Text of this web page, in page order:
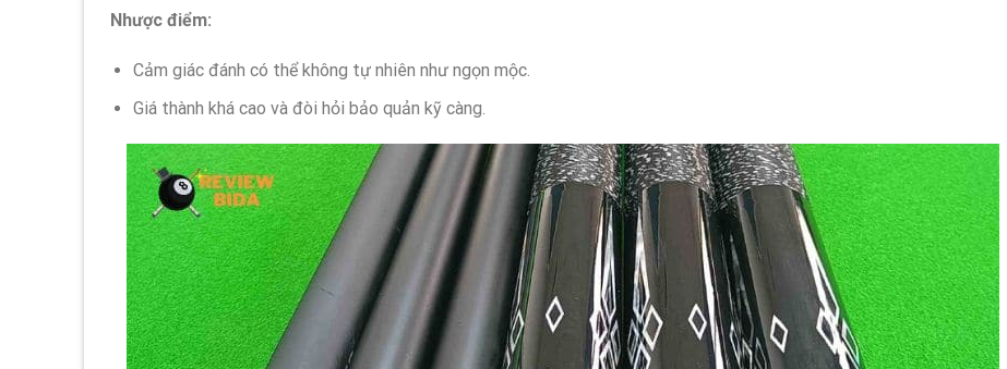
Nhược điểm:
Cảm giác đánh có thể không tự nhiên như ngọn mộc.
Giá thành khá cao và đòi hỏi bảo quản kỹ càng.